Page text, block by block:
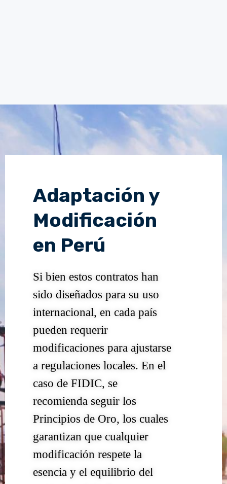
Adaptación y
Modificación
en Perú
Si bien estos contratos han
sido diseñados para su uso
internacional, en cada país
pueden requerir
modificaciones para ajustarse
a regulaciones locales. En el
caso de FIDIC, se
recomienda seguir los
Principios de Oro, los cuales
garantizan que cualquier
modificación respete la
esencia y el equilibrio del